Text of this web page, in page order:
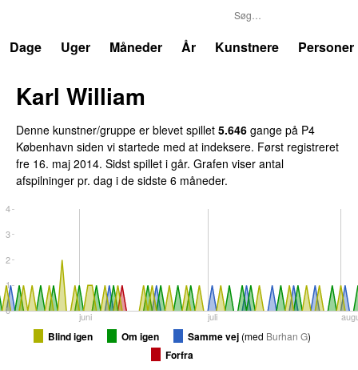
Dage
Uger Måneder År Kunstnere Personer
Karl William
Denne kunstner/gruppe er blevet spillet 5.646 gange på P4
København siden vi startede med at indeksere. Først registreret
fre 16. maj 2014. Sidst spillet i går. Grafen viser antal
afspilninger pr. dag i de sidste 6 måneder.
juni juli
0
1
2
3
4
Blind igen Om igen Samme vej(med Burhan G)
Forfra